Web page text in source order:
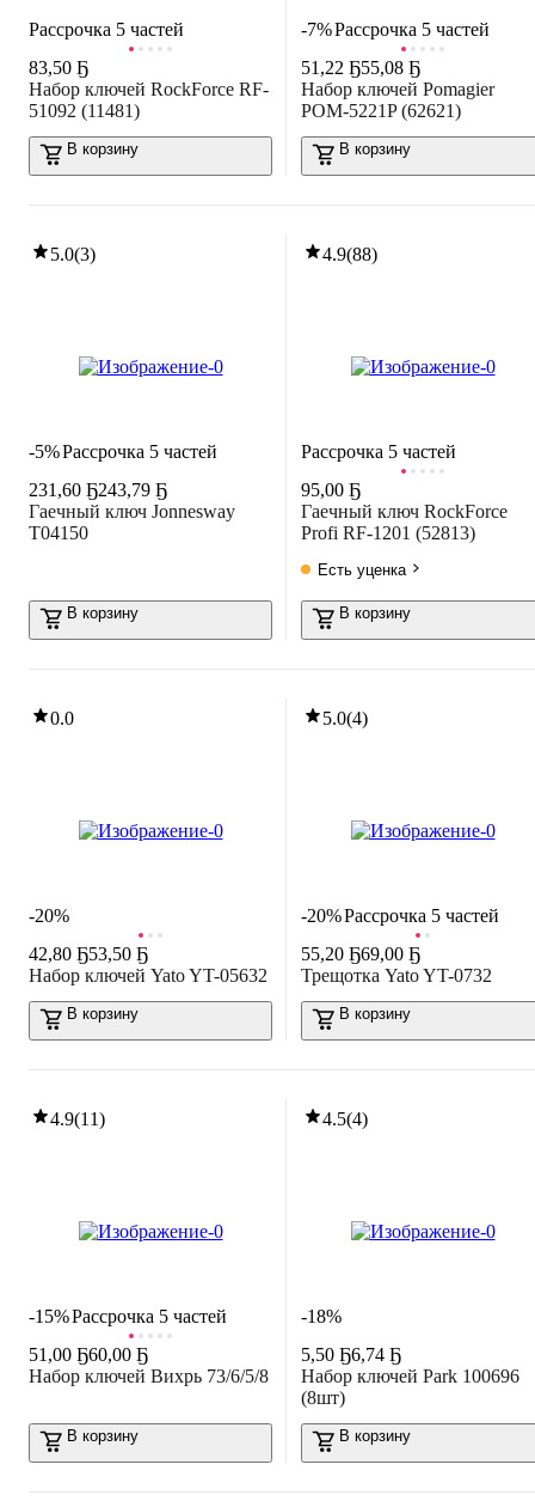
Рассрочка 5 частей
83,50 Ҕ
Набор ключей RockForce RF-
51092 (11481)
В корзину
-7%Рассрочка 5 частей
51 ,22 Ҕ55,08 Ҕ
Набор ключей Pomagier
POM-5221P (62621)
В корзину
5.0(3)
-5%Рассрочка 5 частей
231 ,60 Ҕ243,79 Ҕ
Гаечный ключ Jonnesway
T04150
В корзину
4.9(88)
Рассрочка 5 частей
95,00 Ҕ
Гаечный ключ RockForce
Profi RF-1201 (52813)
Есть уценка
В корзину
0.0
-20%
42,80 Ҕ53,50 Ҕ
Набор ключей Yato YT-05632
В корзину
5.0(4)
-20%Рассрочка 5 частей
55,20 Ҕ69,00 Ҕ
Трещотка Yato YT-0732
В корзину
4.9(11)
-15%Рассрочка 5 частей
51 ,00 Ҕ60,00 Ҕ
Набор ключей Вихрь 73/6/5/8
В корзину
4.5(4)
-18%
5,50 Ҕ6,74 Ҕ
Набор ключей Park 100696
(8шт)
В корзину